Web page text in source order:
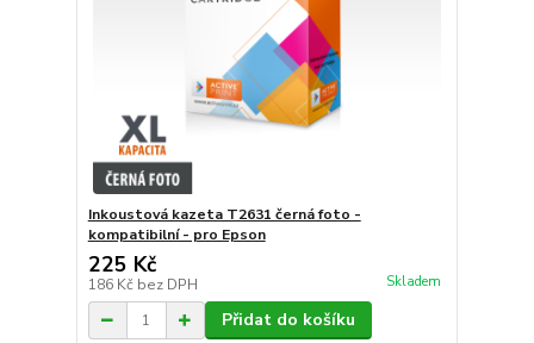
Inkoustová kazeta T2631 černá foto -
kompatibilní - pro Epson
225 Kč
186 Kč bez DPH Skladem
Přidat do košíku